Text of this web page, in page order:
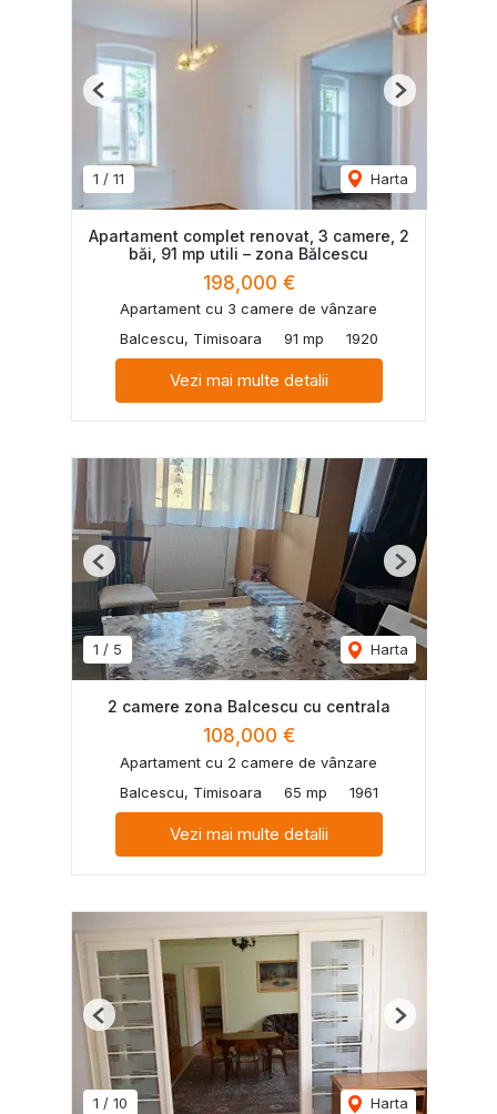
1 / 11 Harta
Previous Next
Apartament complet renovat, 3 camere, 2
băi, 91 mp utili – zona Bălcescu
198,000 €
Apartament cu 3 camere de vânzare
Balcescu, Timisoara
91 mp 1920
Vezi mai multe detalii
1 / 5 Harta
Previous Next
2 camere zona Balcescu cu centrala
108,000 €
Apartament cu 2 camere de vânzare
Balcescu, Timisoara
65 mp 1961
Vezi mai multe detalii
1 / 10 Harta
Previous Next